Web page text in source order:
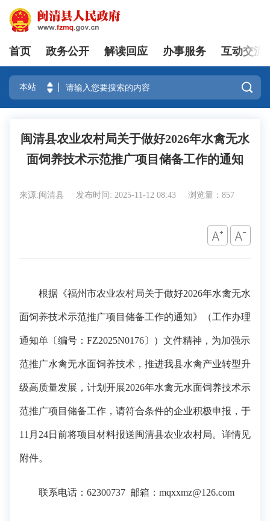
登录
首页 政务公开 解读回应 办事服务 互动交流

闽清县农业农村局关于做好2026年水禽无水
面饲养技术示范推广项目储备工作的通知
来源:闽清县 发布时间: 2025-11-12 08:43 浏览量：857
根据《福州市农业农村局关于做好2026年水禽无水
面饲养技术示范推广项目储备工作的通知》（工作办理
通知单〔编号：FZ2025N0176〕）文件精神，为加强示
范推广水禽无水面饲养技术，推进我县水禽产业转型升
级高质量发展，计划开展2026年水禽无水面饲养技术示
范推广项目储备工作，请符合条件的企业积极申报，于
11月24日前将项目材料报送闽清县农业农村局。详情见
附件。
联系电话：62300737 邮箱：mqxxmz@126.com